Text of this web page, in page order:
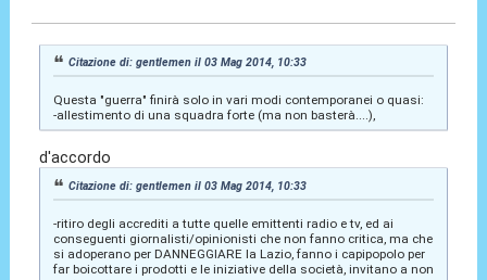
Citazione di: gentlemen il 03 Mag 2014, 10:33
Questa "guerra" finirà solo in vari modi contemporanei o quasi:
-allestimento di una squadra forte (ma non basterà....),
d'accordo
Citazione di: gentlemen il 03 Mag 2014, 10:33
-ritiro degli accrediti a tutte quelle emittenti radio e tv, ed ai
conseguenti giornalisti/opinionisti che non fanno critica, ma che
si adoperano per DANNEGGIARE la Lazio, fanno i capipopolo per
far boicottare i prodotti e le iniziative della società, invitano a non